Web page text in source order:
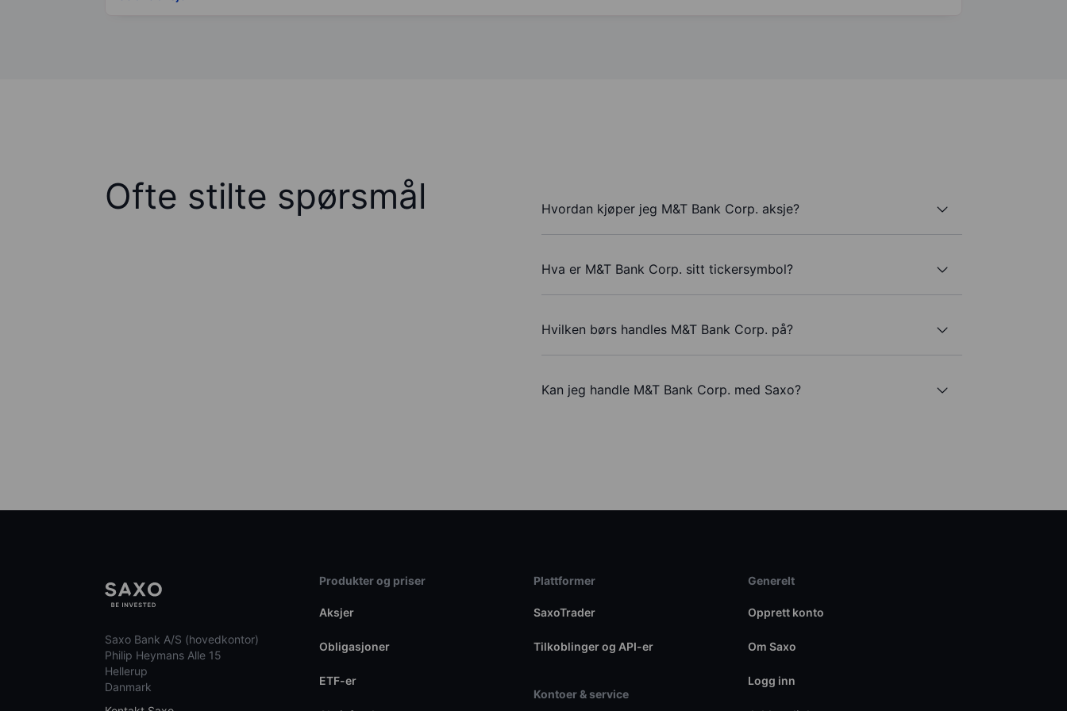
Ofte stilte spørsmål Hvordan kjøper jeg M&T Bank Corp. aksje?
Hva er M&T Bank Corp. sitt tickersymbol?
Hvilken børs handles M&T Bank Corp. på?
Kan jeg handle M&T Bank Corp. med Saxo?
Saxo Bank A/S (hovedkontor)
Philip Heymans Alle 15
Hellerup
Danmark
Produkter og priser
Aksjer
Obligasjoner
ETF-er
Plattformer
SaxoTrader
Tilkoblinger og API-er
Kontoer & service
Generelt
Opprett konto
Om Saxo
Logg inn